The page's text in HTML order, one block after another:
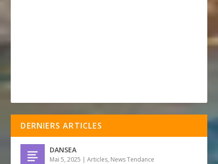
DERNIERS ARTICLES
DANSEA
Mai 5, 2025 |Articles, News Tendance